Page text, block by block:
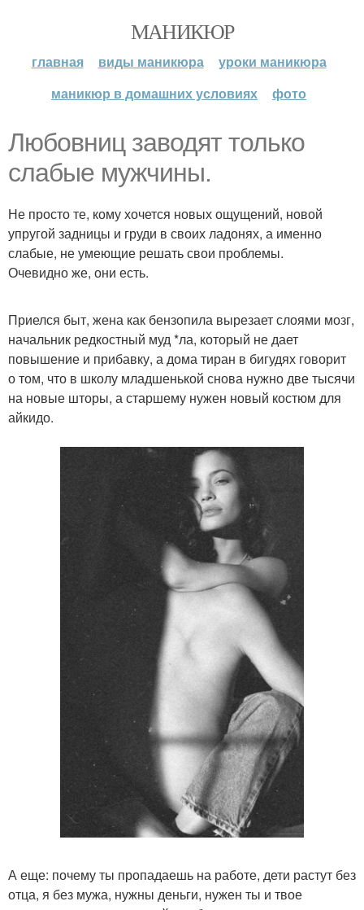
МАНИКЮР
главная виды маникюра
уроки маникюра
маникюр в домашних условиях
фото
Любовниц заводят только
слабые мужчины.
Не просто те, кому хочется новых ощущений, новой
упругой задницы и груди в своих ладонях, а именно
слабые, не умеющие решать свои проблемы.
Очевидно же, они есть.
Приелся быт, жена как бензопила вырезает слоями мозг,
начальник редкостный муд *ла, который не дает
повышение и прибавку, а дома тиран в бигудях говорит
о том, что в школу младшенькой снова нужно две тысячи
на новые шторы, а старшему нужен новый костюм для
айкидо.
А еще: почему ты пропадаешь на работе, дети растут без
отца, я без мужа, нужны деньги, нужен ты и твое